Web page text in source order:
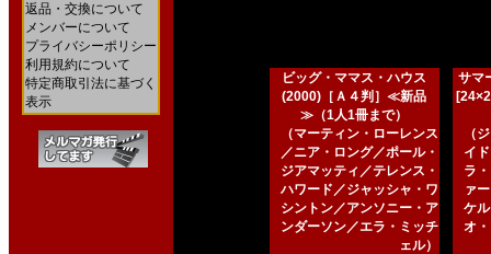
返品・交換について
メンバーについて
プライバシーポリシー
利用規約について
特定商取引法に基づく
表示
ビッグ・ママス・ハウス
(2000)［Ａ４判］≪新品
≫（1人1冊まで）
（マーティン・ローレンス
／ニア・ロング／ポール・
ジアマッティ／テレンス・
ハワード／ジャッシャ・ワ
シントン／アンソニー・ア
ンダーソン／エラ・ミッチ
ェル）
サマ
（
イ
ラ
ァ
ケ
オ